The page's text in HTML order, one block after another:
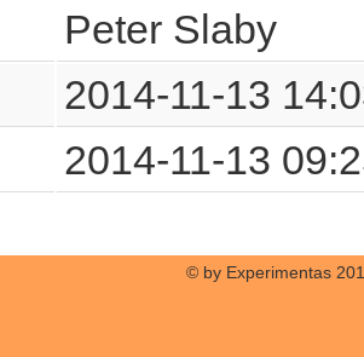
Peter Slaby
2014-11-13
2014-11-13
© by Experimentas